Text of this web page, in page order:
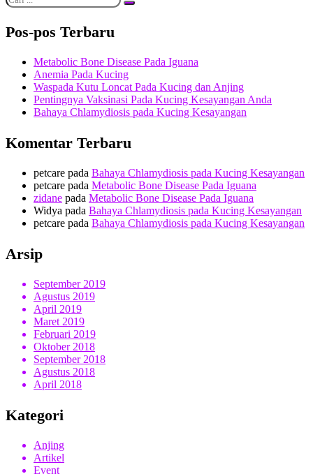
Pos-pos Terbaru
Metabolic Bone Disease Pada Iguana
Anemia Pada Kucing
Waspada Kutu Loncat Pada Kucing dan Anjing
Pentingnya Vaksinasi Pada Kucing Kesayangan Anda
Bahaya Chlamydiosis pada Kucing Kesayangan
Komentar Terbaru
petcare pada Bahaya Chlamydiosis pada Kucing Kesayangan
petcare pada Metabolic Bone Disease Pada Iguana
zidane pada Metabolic Bone Disease Pada Iguana
Widya pada Bahaya Chlamydiosis pada Kucing Kesayangan
petcare pada Bahaya Chlamydiosis pada Kucing Kesayangan
Arsip
September 2019
Agustus 2019
April 2019
Maret 2019
Februari 2019
Oktober 2018
September 2018
Agustus 2018
April 2018
Kategori
Anjing
Artikel
Event